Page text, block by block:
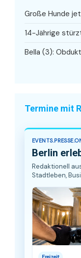
Große Hunde
14-Jährige
Bella (3):
Termine mit
Berlin
Redaktionell
Stadtleben,